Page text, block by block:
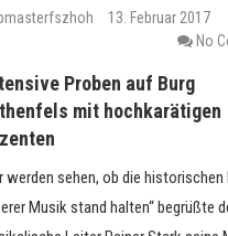
13. Februar 2017
No
Proben auf Burg
mit hochkarätigen
werden sehen, ob die historischen
Musik stand halten“ begrüßte